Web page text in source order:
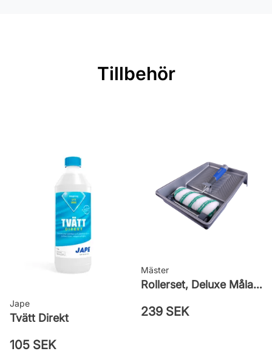
Rekommenderat antal strykningar: 2
Leverantörens artikelnummer:
5029496011395
Tillbehör
Jape
Tvätt Direkt
105 SEK
Mäster
Rollerset, Deluxe Måla Vägg
239 SEK